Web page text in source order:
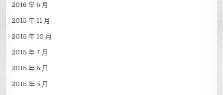
2016 年 6 月
2015 年 11 月
2015 年 10 月
2015 年 7 月
2015 年 6 月
2015 年 5 月